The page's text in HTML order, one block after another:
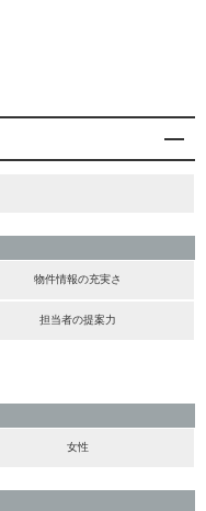
物件情報の充実さ
担当者の提案力
女性